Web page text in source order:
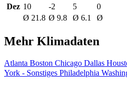
Dez 10 -2 5
0
Ø 21.8 Ø 9.8 Ø 6.1 Ø
Mehr Klimadaten
Atlanta Boston Chicago Dallas
York - Sonstiges Philadelphia